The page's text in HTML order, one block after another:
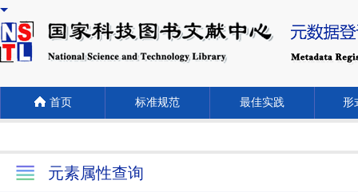
首页 标准规范 最佳实践 形
元素属性查询